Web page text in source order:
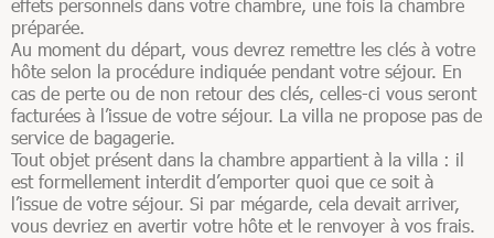
effets personnels dans votre chambre, une fois la chambre
préparée.
Au moment du départ, vous devrez remettre les clés à votre
hôte selon la procédure indiquée pendant votre séjour. En
cas de perte ou de non retour des clés, celles-ci vous seront
facturées à l’issue de votre séjour. La villa ne propose pas de
service de bagagerie.
Tout objet présent dans la chambre appartient à la villa : il
est formellement interdit d’emporter quoi que ce soit à
l’issue de votre séjour. Si par mégarde, cela devait arriver,
vous devriez en avertir votre hôte et le renvoyer à vos frais.